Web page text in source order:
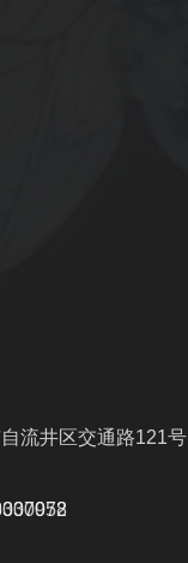
流井区交通路121号